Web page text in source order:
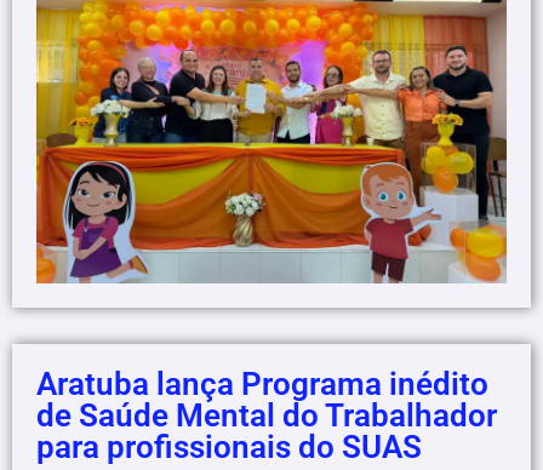
Aratuba lança Programa inédito
de Saúde Mental do Trabalhador
para profissionais do SUAS